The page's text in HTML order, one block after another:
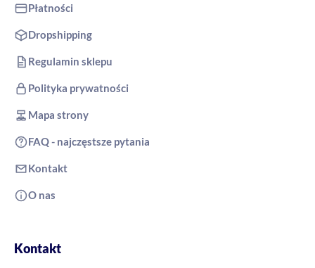
Płatności
Dropshipping
Regulamin sklepu
Polityka prywatności
Mapa strony
FAQ - najczęstsze pytania
Kontakt
O nas
Kontakt